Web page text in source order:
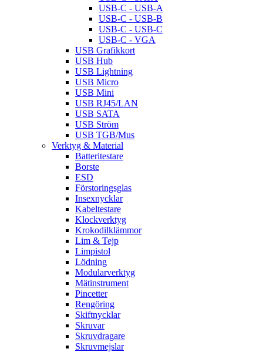
USB-C - USB-A
USB-C - USB-B
USB-C - USB-C
USB-C - VGA
USB Grafikkort
USB Hub
USB Lightning
USB Micro
USB Mini
USB RJ45/LAN
USB SATA
USB Ström
USB TGB/Mus
Verktyg & Material
Batteritestare
Borste
ESD
Förstoringsglas
Insexnycklar
Kabeltestare
Klockverktyg
Krokodilklämmor
Lim & Tejp
Limpistol
Lödning
Modularverktyg
Mätinstrument
Pincetter
Rengöring
Skiftnycklar
Skruvar
Skruvdragare
Skruvmejslar